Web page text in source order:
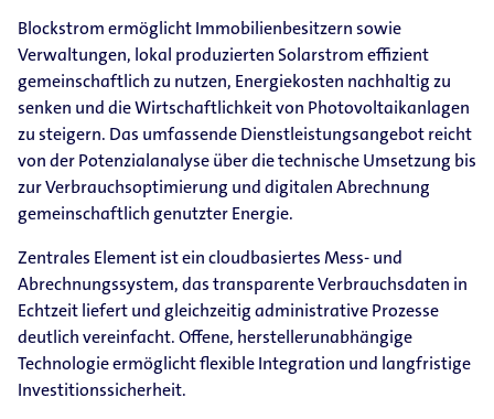
Blockstrom ermöglicht Immobilienbesitzern sowie
Verwaltungen, lokal produzierten Solarstrom effizient
gemeinschaftlich zu nutzen, Energiekosten nachhaltig zu
senken und die Wirtschaftlichkeit von Photovoltaikanlagen
zu steigern. Das umfassende Dienstleistungsangebot reicht
von der Potenzialanalyse über die technische Umsetzung bis
zur Verbrauchsoptimierung und digitalen Abrechnung
gemeinschaftlich genutzter Energie.
Zentrales Element ist ein cloudbasiertes Mess- und
Abrechnungssystem, das transparente Verbrauchsdaten in
Echtzeit liefert und gleichzeitig administrative Prozesse
deutlich vereinfacht. Offene, herstellerunabhängige
Technologie ermöglicht flexible Integration und langfristige
Investitionssicherheit.